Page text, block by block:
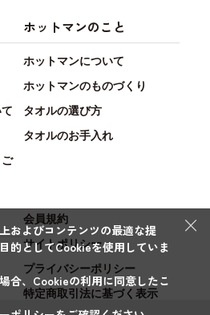
ホットマンのこと
ホットマンについて
ホットマンのものづくり
タオルの選び方
タオルのお手入れ
会員規約
サイトポリシー
プライバシーポリシー
特定商取引法に基づく表示
×
およびコンテンツの最適な提
的としてCookieを使用していま
合、Cookieの利用に同意したこ